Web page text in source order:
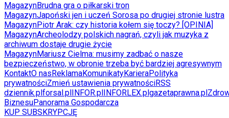
MagazynBrudna gra o piłkarski tron
MagazynJapoński jen i uczeń Sorosa po drugiej stronie lustra
MagazynPiotr Arak: czy historia kołem się toczy? [OPINIA]
MagazynArcheolodzy polskich nagrań, czyli jak muzyka z
archiwum dostaje drugie życie
MagazynMariusz Cielma: musimy zadbać o nasze
bezpieczeństwo, w obronie trzeba być bardziej agresywnym
KontaktO nasReklamaKomunikatyKarieraPolityka
prywatnościZmień ustawienia prywatnościRSS
dziennik.plforsal.plINFOR.plINFORLEX.plgazetaprawna.pl
BiznesuPanorama Gospodarcza
KUP SUBSKRYPCJĘ